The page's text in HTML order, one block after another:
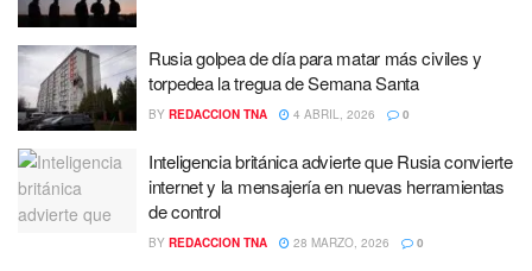
Rusia golpea de día para matar más civiles y
torpedea la tregua de Semana Santa
BY REDACCION TNA 4 ABRIL, 2026 0
Inteligencia británica advierte que Rusia convierte
internet y la mensajería en nuevas herramientas
de control
BY REDACCION TNA 28 MARZO, 2026 0